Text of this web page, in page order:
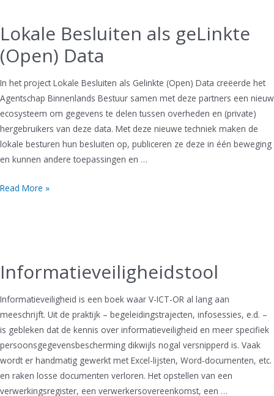
Lokale Besluiten als geLinkte
(Open) Data
In het project Lokale Besluiten als Gelinkte (Open) Data creëerde het
Agentschap Binnenlands Bestuur samen met deze partners een nieuw
ecosysteem om gegevens te delen tussen overheden en (private)
hergebruikers van deze data. Met deze nieuwe techniek maken de
lokale besturen hun besluiten op, publiceren ze deze in één beweging
en kunnen andere toepassingen en …
Lokale
Data
Read More »
Informatieveiligheidstool
Informatieveiligheid is een boek waar V-ICT-OR al lang aan
meeschrijft. Uit de praktijk – begeleidingstrajecten, infosessies, e.d. –
is gebleken dat de kennis over informatieveiligheid en meer specifiek
persoonsgegevensbescherming dikwijls nogal versnipperd is. Vaak
wordt er handmatig gewerkt met Excel-lijsten, Word-documenten, etc.
en raken losse documenten verloren. Het opstellen van een
verwerkingsregister, een verwerkersovereenkomst, een …